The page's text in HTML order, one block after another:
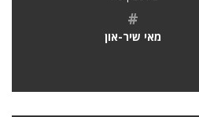
#
מאי שיר-און